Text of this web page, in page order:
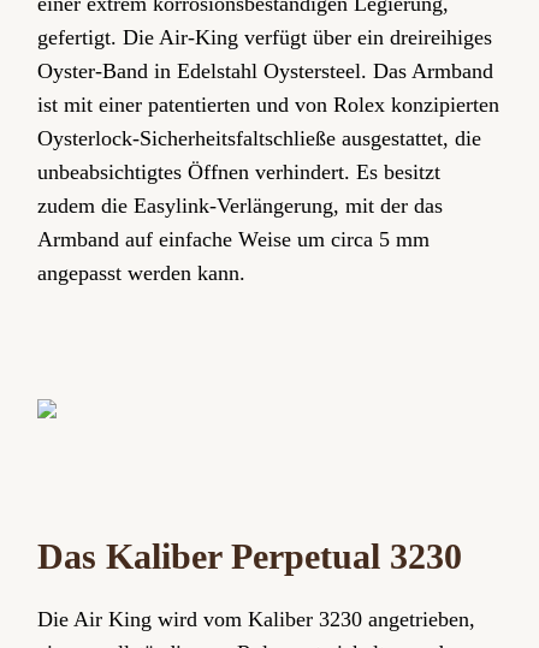
gefertigt. Die Air-King verfügt über ein dreireihiges
Oyster-Band in Edelstahl Oystersteel. Das Armband
ist mit einer patentierten und von Rolex konzipierten
Oysterlock-Sicherheitsfaltschließe ausgestattet, die
unbeabsichtigtes Öffnen verhindert. Es besitzt
zudem die Easylink-Verlängerung, mit der das
Armband auf einfache Weise um circa 5 mm
angepasst werden kann.
Das Kaliber Perpetual 3230
Die Air King wird vom Kaliber 3230 angetrieben,